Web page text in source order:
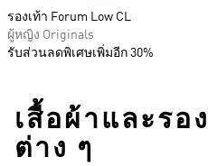
รองเท้า Forum Low CL
ผู้หญิง Originals
รับส่วนลดพิเศษเพิ่มอีก 30%
เสื้อผ้าและรอ
ต่าง ๆ